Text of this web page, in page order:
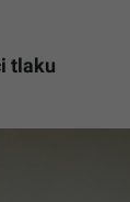
tlaku